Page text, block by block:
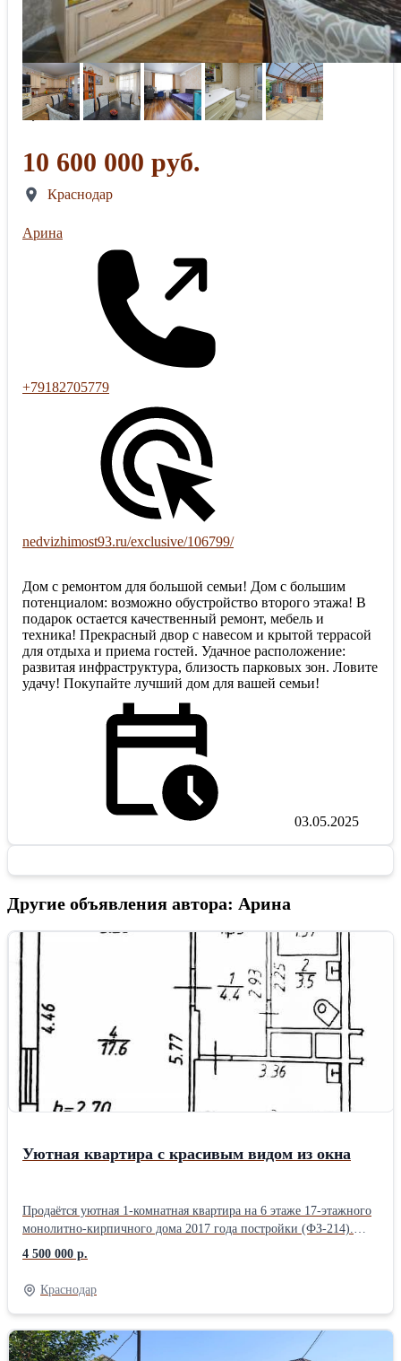
10 600 000 руб.
Краснодар
Арина
+79182705779
nedvizhimost93.ru/exclusive/106799/
Дом с ремонтом для большой семьи! Дом с большим
потенциалом: возможно обустройство второго этажа! В
подарок остается качественный ремонт, мебель и
техника! Прекрасный двор с навесом и крытой террасой
для отдыха и приема гостей. Удачное расположение:
развитая инфраструктура, близость парковых зон. Ловите
удачу! Покупайте лучший дом для вашей семьи!
03.05.2025
Другие объявления автора: Арина
Уютная квартира с красивым видом из окна
Продаётся уютная 1-комнатная квартира на 6 этаже 17-этажного
монолитно-кирпичного дома 2017 года постройки (ФЗ-214).
Общая площадь квартиры - 34,5 м², с учётом застеклённого
балкона - около 37,5 м². Комната - 17,6 м², кухня - 9 м². Высота
потолков - 2,7 м. Квартира светлая и функциональная. Из кухни
есть выход на застеклённый балкон. Окна выходят на запад,
благодаря чему во второй половине дня в квартире много
естественного света. В комнате установлен кондиционер.
Дополнительно имеется бойлер на 80 литров. Состояние
4 500 000 р.
Краснодар